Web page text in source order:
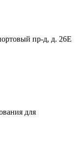
пр-д, д. 26Е
для